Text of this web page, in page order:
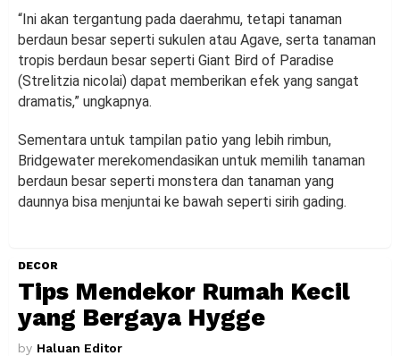
“Ini akan tergantung pada daerahmu, tetapi tanaman
berdaun besar seperti sukulen atau Agave, serta tanaman
tropis berdaun besar seperti Giant Bird of Paradise
(Strelitzia nicolai) dapat memberikan efek yang sangat
dramatis,” ungkapnya.
Sementara untuk tampilan patio yang lebih rimbun,
Bridgewater merekomendasikan untuk memilih tanaman
berdaun besar seperti monstera dan tanaman yang
daunnya bisa menjuntai ke bawah seperti sirih gading.
DECOR
Tips Mendekor Rumah Kecil
yang Bergaya Hygge
by Haluan Editor